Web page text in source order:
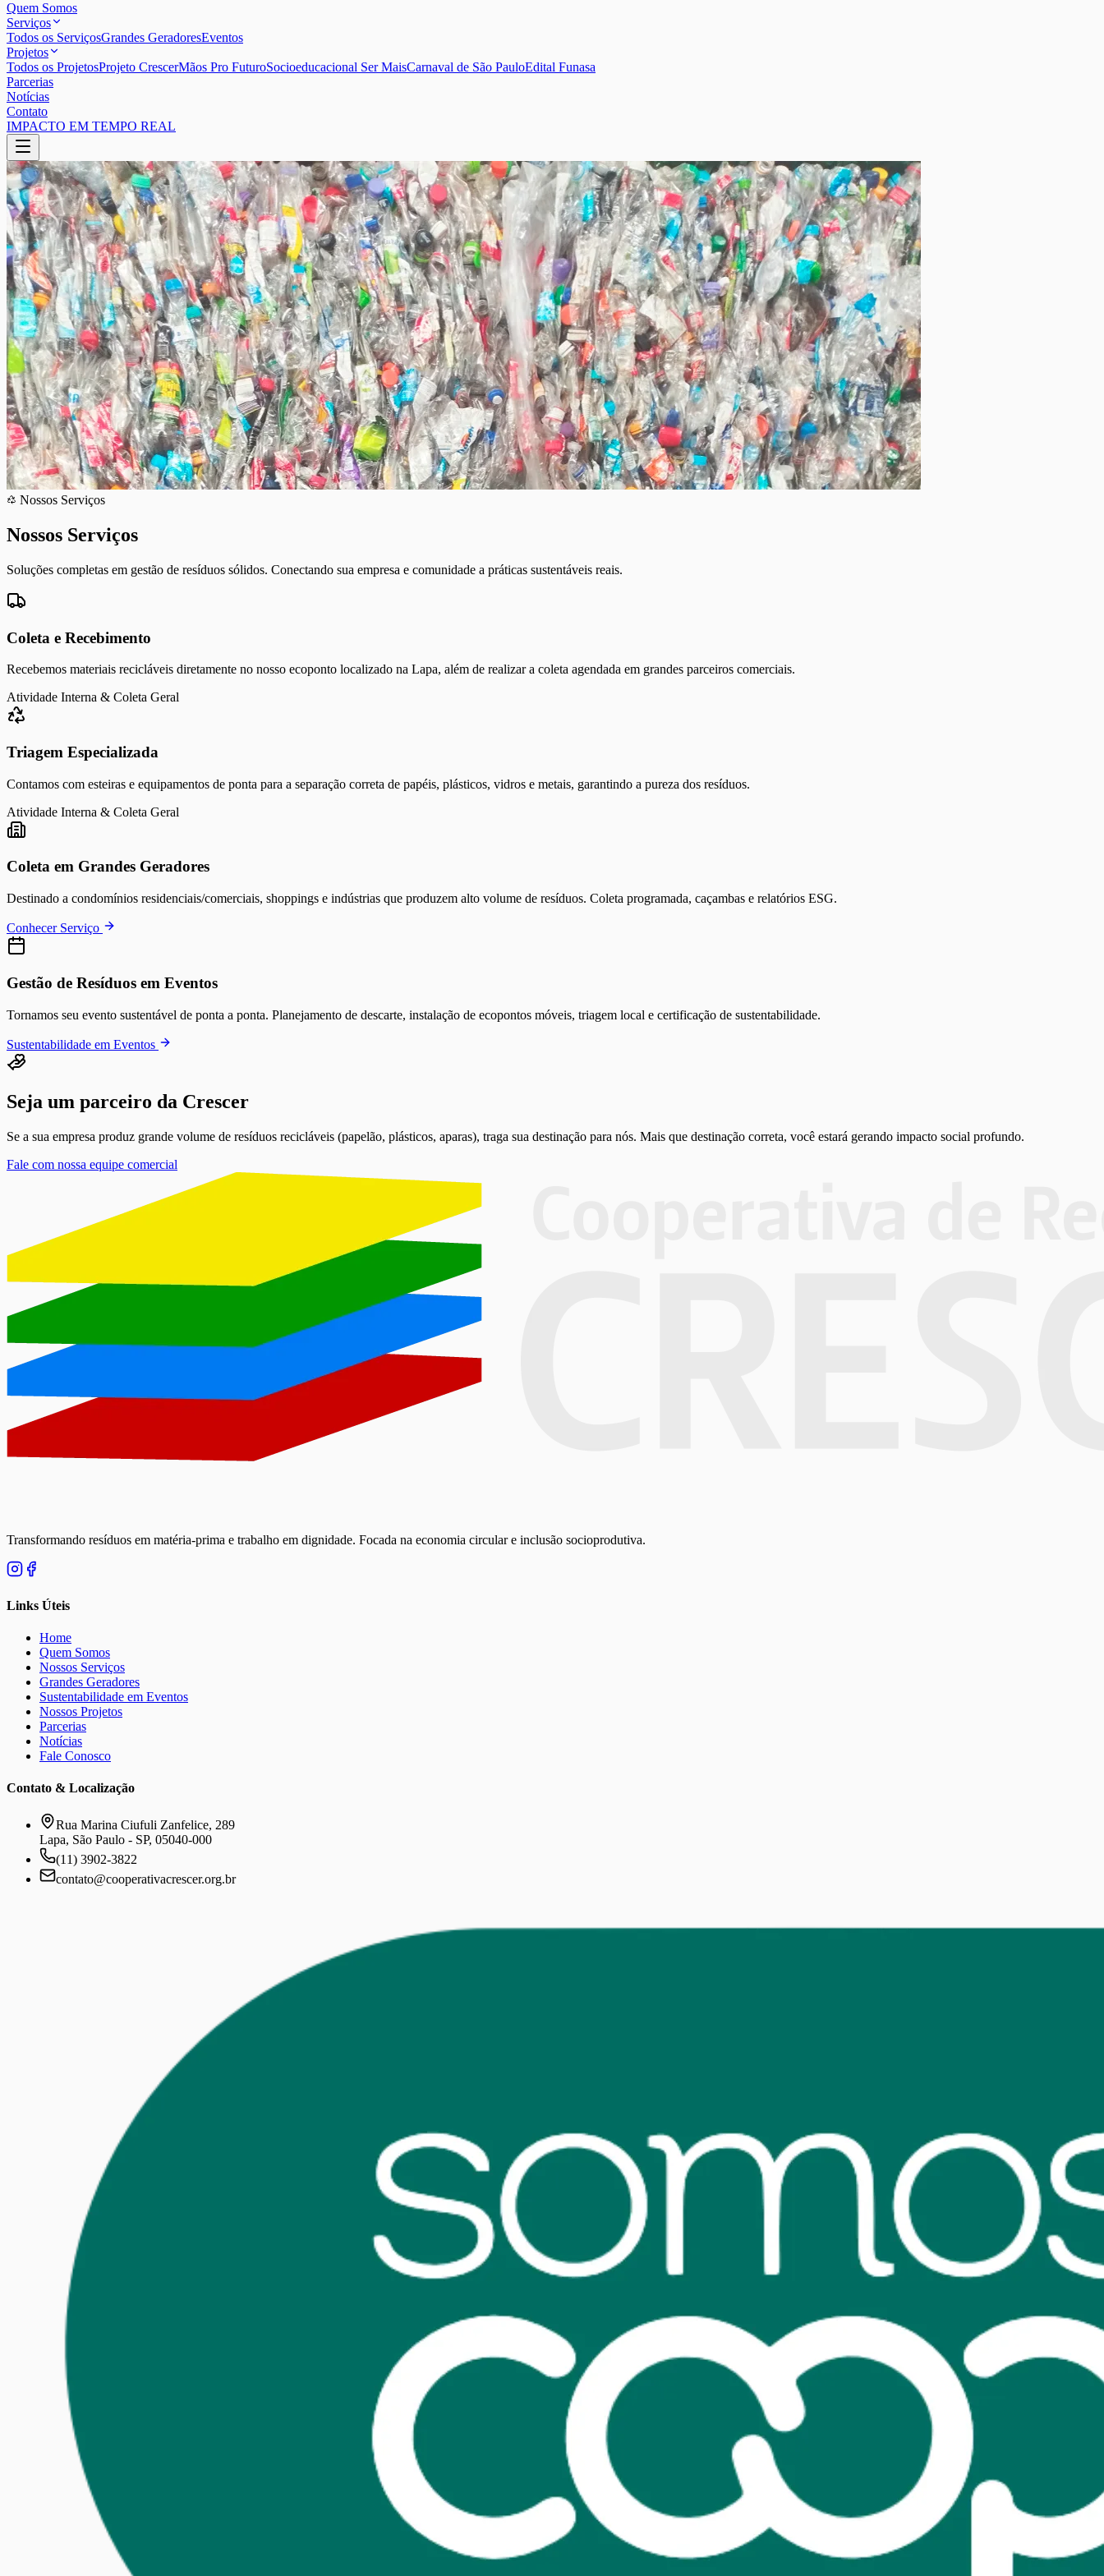
Quem Somos
Serviços
Todos os ServiçosGrandes GeradoresEventos
Projetos
Todos os ProjetosProjeto CrescerMãos Pro FuturoSocioeducacional Ser MaisCarnaval de São PauloEdital Funasa
Parcerias
Notícias
Contato
IMPACTO EM TEMPO REAL
Nossos Serviços
Nossos Serviços
Soluções completas em gestão de resíduos sólidos. Conectando sua empresa e comunidade a práticas sustentáveis reais.
Coleta e Recebimento
Recebemos materiais recicláveis diretamente no nosso ecoponto localizado na Lapa, além de realizar a coleta agendada em grandes parceiros comerciais.
Atividade Interna & Coleta Geral
Triagem Especializada
Contamos com esteiras e equipamentos de ponta para a separação correta de papéis, plásticos, vidros e metais, garantindo a pureza dos resíduos.
Atividade Interna & Coleta Geral
Coleta em Grandes Geradores
Destinado a condomínios residenciais/comerciais, shoppings e indústrias que produzem alto volume de resíduos. Coleta programada, caçambas e relatórios ESG.
Conhecer Serviço
Gestão de Resíduos em Eventos
Tornamos seu evento sustentável de ponta a ponta. Planejamento de descarte, instalação de ecopontos móveis, triagem local e certificação de sustentabilidade.
Sustentabilidade em Eventos
Seja um parceiro da Crescer
Se a sua empresa produz grande volume de resíduos recicláveis (papelão, plásticos, aparas), traga sua destinação para nós. Mais que destinação correta, você estará gerando impacto social profundo.
Fale com nossa equipe comercial
Transformando resíduos em matéria-prima e trabalho em dignidade. Focada na economia circular e inclusão socioprodutiva.
Links Úteis
Home
Quem Somos
Nossos Serviços
Grandes Geradores
Sustentabilidade em Eventos
Nossos Projetos
Parcerias
Notícias
Fale Conosco
Contato & Localização
Rua Marina Ciufuli Zanfelice, 289
Lapa, São Paulo - SP, 05040-000
(11) 3902-3822
contato@cooperativacrescer.org.br